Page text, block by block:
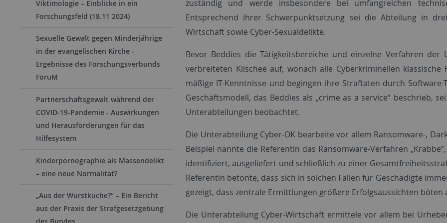
Viktimologie – Einblicke in ein
Forschungsfeld (18.11 2024)
Sexuelle Gewalt gegen Minderjährige
in der evangelischen Kirche -
Ergebnisse des Forschungsverbunds
ForuM
Partnerschaftsgewalt während der
COVID-19-Pandemie - Auswirkungen
und Herausforderungen für das
Hilfesystem
Kinderpornographie als Massendelikt
– eine neue Normalität?
„Aus der Wurstküche?“ – Ein Bericht
aus der Praxis der Strafgesetzgebung
zuständig und werde insbesondere bei umfangreichen
Entsprechend ihrer Schwerpunktsetzung sei die Abteilung in
Wirtschaft sowie Cyber-Sexualdelikte.
Bevor Beddies die Tätigkeitsbereiche und einzelne Verfahren
verbreiteten Klischee auf, wonach alle Cyberkriminellen
mäßige IT-Kenntnisse und begingen ihre Straftaten durch
Geschäftsmodell, das Beddies als „crime as a service“ beschrieb,
Unterabteilungen beobachtet.
Die Unterabteilung Cyber-OK bearbeite vor allem Ransomware-,
Beispiel nannte die Referentin das Ransomware-Verfahren
identifiziert, ausgeliefert und schließlich zu einer
Referentin betonte, dass sich in solchen Fällen für Geschädigte
gezeigt, dass zentrale Ermittlungen größere Erfolgsaussichten
Die Unterabteilung Cyber-Wirtschaft ermittele vor allem bei